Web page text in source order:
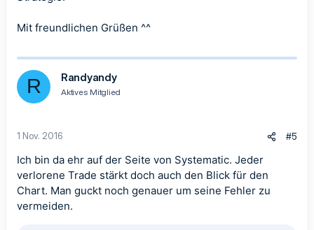
Mit freundlichen Grüßen ^^
R Randyandy
Aktives Mitglied
1 Nov. 2016 #5
Ich bin da ehr auf der Seite von Systematic. Jeder
verlorene Trade stärkt doch auch den Blick für den
Chart. Man guckt noch genauer um seine Fehler zu
vermeiden.